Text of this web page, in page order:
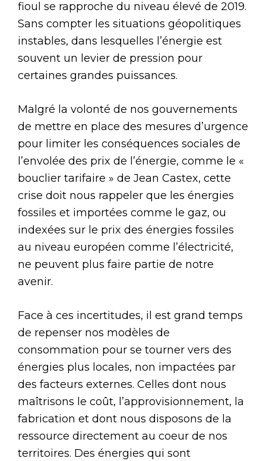
fioul se rapproche du niveau élevé de 2019.
Sans compter les situations géopolitiques
instables, dans lesquelles l’énergie est
souvent un levier de pression pour
certaines grandes puissances.
Malgré la volonté de nos gouvernements
de mettre en place des mesures d’urgence
pour limiter les conséquences sociales de
l’envolée des prix de l’énergie, comme le «
bouclier tarifaire » de Jean Castex, cette
crise doit nous rappeler que les énergies
fossiles et importées comme le gaz, ou
indexées sur le prix des énergies fossiles
au niveau européen comme l’électricité,
ne peuvent plus faire partie de notre
avenir.
Face à ces incertitudes, il est grand temps
de repenser nos modèles de
consommation pour se tourner vers des
énergies plus locales, non impactées par
des facteurs externes. Celles dont nous
maîtrisons le coût, l’approvisionnement, la
fabrication et dont nous disposons de la
ressource directement au coeur de nos
territoires. Des énergies qui sont